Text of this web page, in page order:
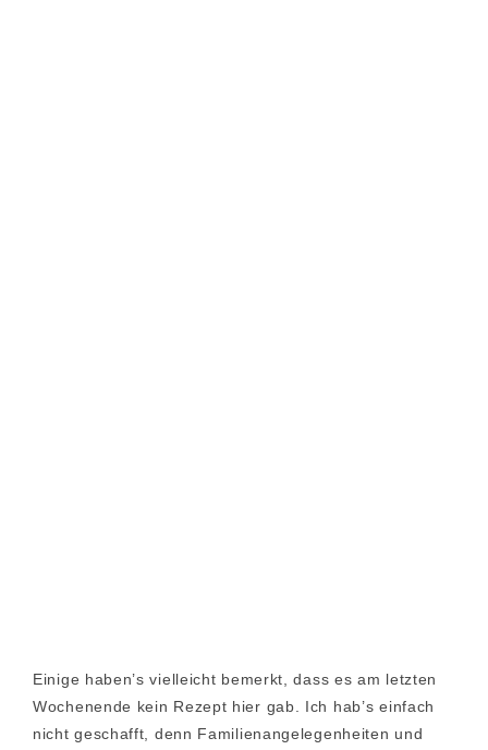
Einige haben’s vielleicht bemerkt, dass es am letzten
Wochenende kein Rezept hier gab. Ich hab’s einfach
nicht geschafft, denn Familienangelegenheiten und